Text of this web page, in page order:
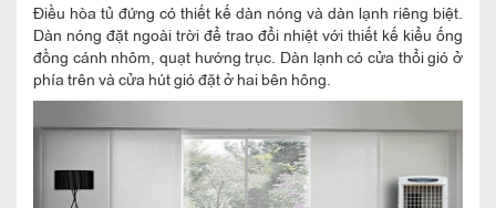
Điều hòa tủ đứng có thiết kế dàn nóng và dàn lạnh riêng biệt.
Dàn nóng đặt ngoài trời để trao đổi nhiệt với thiết kế kiểu ống
đồng cánh nhôm, quạt hướng trục. Dàn lạnh có cửa thổi gió ở
phía trên và cửa hút gió đặt ở hai bên hông.